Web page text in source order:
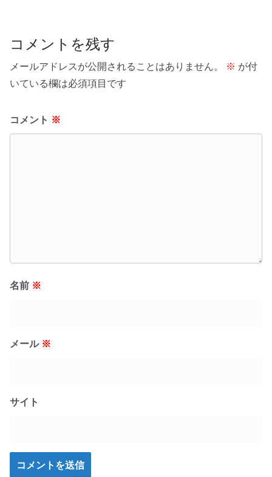
コメントを残す
メールアドレスが公開されることはありません。 ※ が付
いている欄は必須項目です
コメント ※
名前 ※
メール ※
サイト